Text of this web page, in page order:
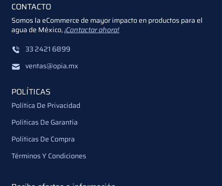
CONTACTO
Somos la eCommerce de mayor impacto en productos para el
agua de México,¡Contactar ahora!
33 2421 6899
ventas@opia.mx
POLÍTICAS
Política De Privacidad
Políticas De Garantía
Políticas De Compra
Términos Y Condiciones